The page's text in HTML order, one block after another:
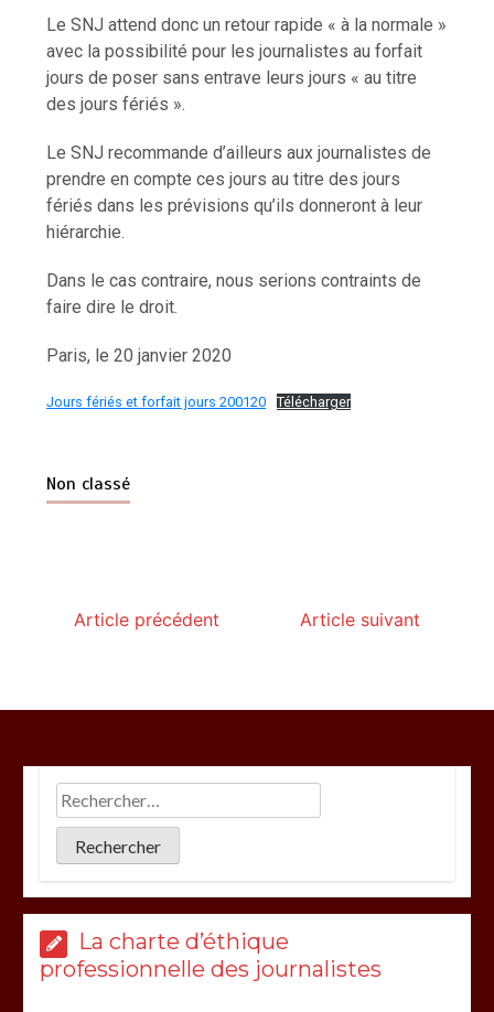
Le SNJ attend donc un retour rapide « à la normale »
avec la possibilité pour les journalistes au forfait
jours de poser sans entrave leurs jours « au titre
des jours fériés ».
Le SNJ recommande d’ailleurs aux journalistes de
prendre en compte ces jours au titre des jours
fériés dans les prévisions qu’ils donneront à leur
hiérarchie.
Dans le cas contraire, nous serions contraints de
faire dire le droit.
Paris, le 20 janvier 2020
Jours fériés et forfait jours 200120 Télécharger
Non classé
Article précédent Article suivant
La charte d’éthique
professionnelle des journalistes